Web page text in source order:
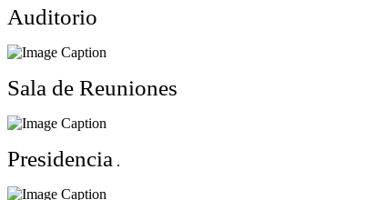
Auditorio
Sala de Reuniones
Presidencia .